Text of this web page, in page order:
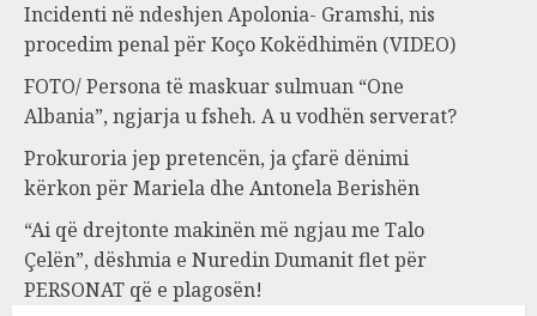
Incidenti në ndeshjen Apolonia- Gramshi, nis
procedim penal për Koço Kokëdhimën (VIDEO)
FOTO/ Persona të maskuar sulmuan “One
Albania”, ngjarja u fsheh. A u vodhën serverat?
Prokuroria jep pretencën, ja çfarë dënimi
kërkon për Mariela dhe Antonela Berishën
“Ai që drejtonte makinën më ngjau me Talo
Çelën”, dëshmia e Nuredin Dumanit flet për
PERSONAT që e plagosën!